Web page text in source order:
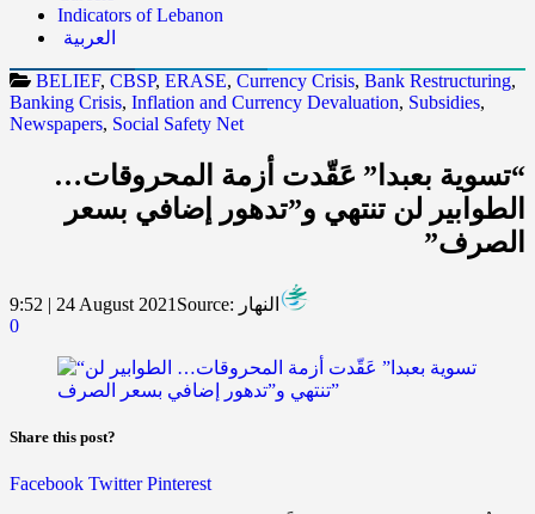
Indicators of Lebanon
العربية
BELIEF, CBSP, ERASE, Currency Crisis, Bank Restructuring,
Banking Crisis, Inflation and Currency Devaluation, Subsidies,
Newspapers, Social Safety Net
“تسوية بعبدا” عَقّدت أزمة المحروقات…
الطوابير لن تنتهي و”تدهور إضافي بسعر
الصرف”
9:52 | 24 August 2021 Source: النهار
0
Share this post?
Facebook Twitter Pinterest